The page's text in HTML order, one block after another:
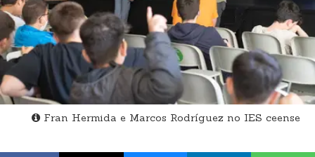
Fran Hermida e Marcos Rodríguez no IES ceense